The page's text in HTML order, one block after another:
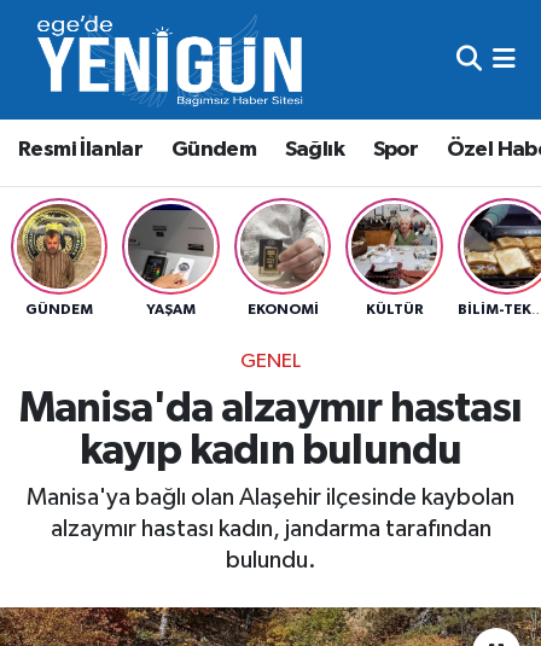
Resmi İlanlar Gündem Sağlık Spor Özel
GÜNDEM YAŞAM EKONOMI KÜLTÜR
GENEL
Manisa'da alzaymır hastası
kayıp kadın bulundu
Manisa'ya bağlı olan Alaşehir ilçesinde kaybolan
alzaymır hastası kadın, jandarma tarafından
bulundu.
Resmi İlanlar
Gündem
Sağlık
Spor
Beyoğlu Nöbetçi Eczaneler
Beyoğlu Hava Durumu
Beyoğlu Trafik Yoğunluk Haritası
Süper Lig Puan Durumu ve Fikstür
Son Dakika Haberleri
Haber Arşivi